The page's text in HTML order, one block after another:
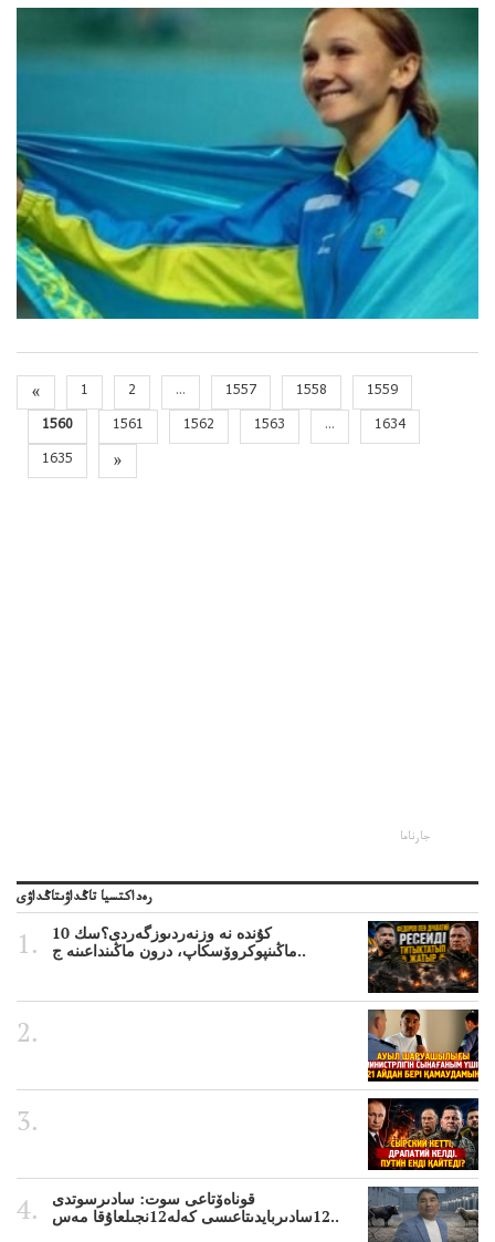
« 1 2 ... 1557 1558
1559
1560
1561 1562 1563 ...
1634
1635
»
جارناما
رەداكتسيا تاڭداۋىتاڭداۋى
10 كۇندە نە وزنەردىوزگەردى؟سك
ماڭىنپوكروۆسكاپ، درون ماڭىنداعىنە ج..
قوناەۆتاعى سوت: سادىرسوتدى
12سادىربايدىتاعىسى كەلە12نجىلعاۇقا مەس..